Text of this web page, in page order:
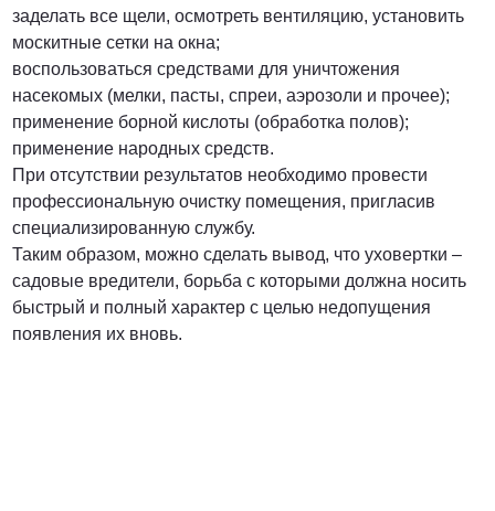
заделать все щели, осмотреть вентиляцию, установить
москитные сетки на окна;
воспользоваться средствами для уничтожения
насекомых (мелки, пасты, спреи, аэрозоли и прочее);
применение борной кислоты (обработка полов);
применение народных средств.
При отсутствии результатов необходимо провести
профессиональную очистку помещения, пригласив
специализированную службу.
Таким образом, можно сделать вывод, что уховертки –
садовые вредители, борьба с которыми должна носить
быстрый и полный характер с целью недопущения
появления их вновь.